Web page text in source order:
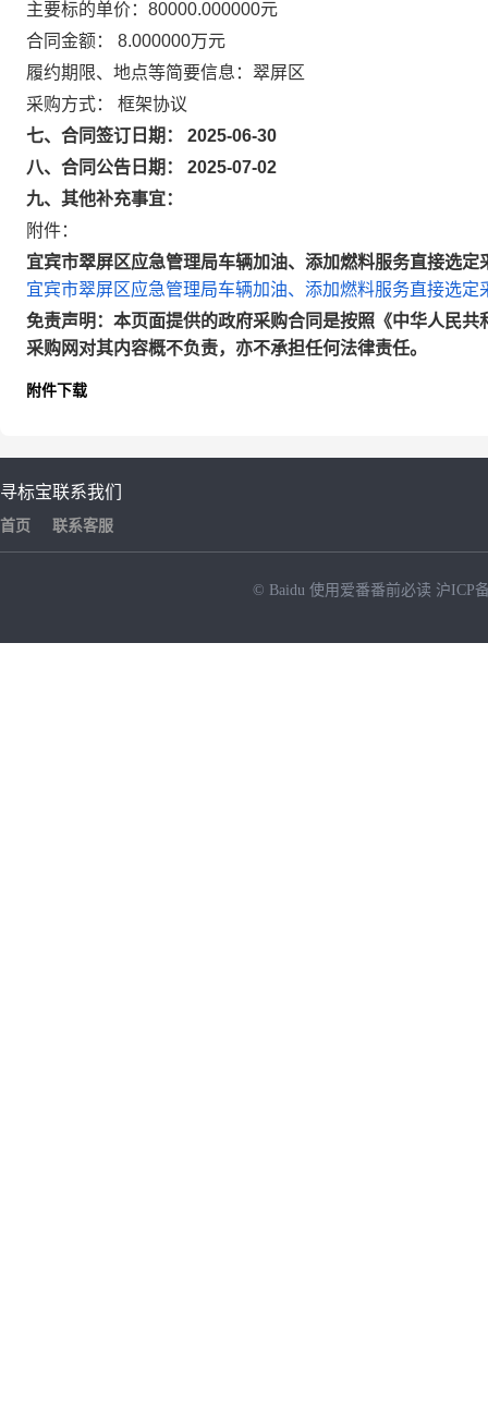
主要标的单价：80000.000000元
合同金额： 8.000000万元
履约期限、地点等简要信息：翠屏区
采购方式： 框架协议
七、合同签订日期： 2025-06-30
八、合同公告日期： 2025-07-02
九、其他补充事宜：
附件：
宜宾市翠屏区应急管理局车辆加油、添加燃料服务直接选定
宜宾市翠屏区应急管理局车辆加油、添加燃料服务直接选定
免责声明：本页面提供的政府采购合同是按照《中华人民
采购网对其内容概不负责，亦不承担任何法律责任。
附件下载
寻标宝
首页
联系我们
联系客服
© Baidu 使用爱番番前必读 沪ICP